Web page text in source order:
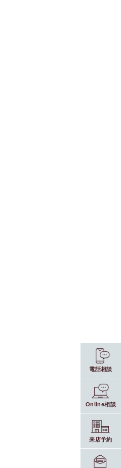
電話相談
Online相談
来店予約